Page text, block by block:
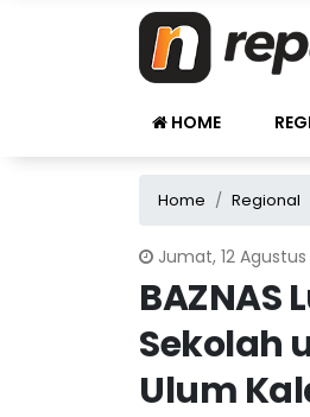
HOME
Home Regional
Jumat, 12 Agustus
Sekolah
Ulum